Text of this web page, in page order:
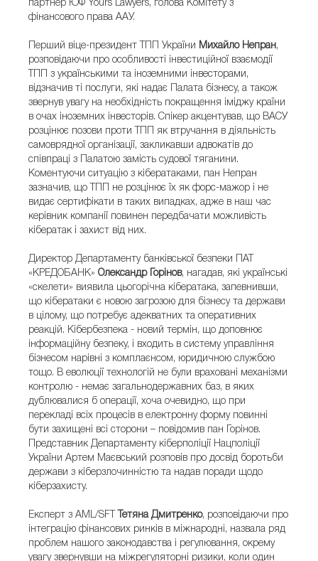
партнер ЮФ Yours Lawyers, голова Комітету з
фінансового права ААУ.
Перший віце-президент ТПП України Михайло Непран,
розповідаючи про особливості інвестиційної взаємодії
ТПП з українськими та іноземними інвесторами,
відзначив ті послуги, які надає Палата бізнесу, а також
звернув увагу на необхідність покращення іміджу країни
в очах іноземних інвесторів. Спікер акцентував, що ВАСУ
розцінює позови проти ТПП як втручання в діяльність
самоврядної організації, закликавши адвокатів до
співпраці з Палатою замість судової тяганини.
Коментуючи ситуацію з кібератаками, пан Непран
зазначив, що ТПП не розцінює їх як форс-мажор і не
видає сертифікати в таких випадках, адже в наш час
керівник компанії повинен передбачати можливість
кібератак і захист від них.
Директор Департаменту банківської безпеки ПАТ
«КРЕДОБАНК» Олександр Горінов, нагадав, які українські
«скелети» виявила цьогорічна кібератака, запевнивши,
що кібератаки є новою загрозою для бізнесу та держави
в цілому, що потребує адекватних та оперативних
реакцій. Кібербезпека - новий термін, що доповнює
інформаційну безпеку, і входить в систему управління
бізнесом нарівні з комплаєнсом, юридичною службою
тощо. В еволюції технологій не були враховані механізми
контролю - немає загальнодержавних баз, в яких
дублювалися б операції, хоча очевидно, що при
перекладі всіх процесів в електронну форму повинні
бути захищені всі сторони – повідомив пан Горінов.
Представник Департаменту кіберполіції Нацполіції
України Артем Маєвський розповів про досвід боротьби
держави з кіберзлочинністю та надав поради щодо
кіберзахисту.
Експерт з AML/SFT Тетяна Дмитренко, розповідаючи про
інтеграцію фінансових ринків в міжнародні, назвала ряд
проблем нашого законодавства і регулювання, окрему
увагу звернувши на міжрегуляторні ризики, коли один